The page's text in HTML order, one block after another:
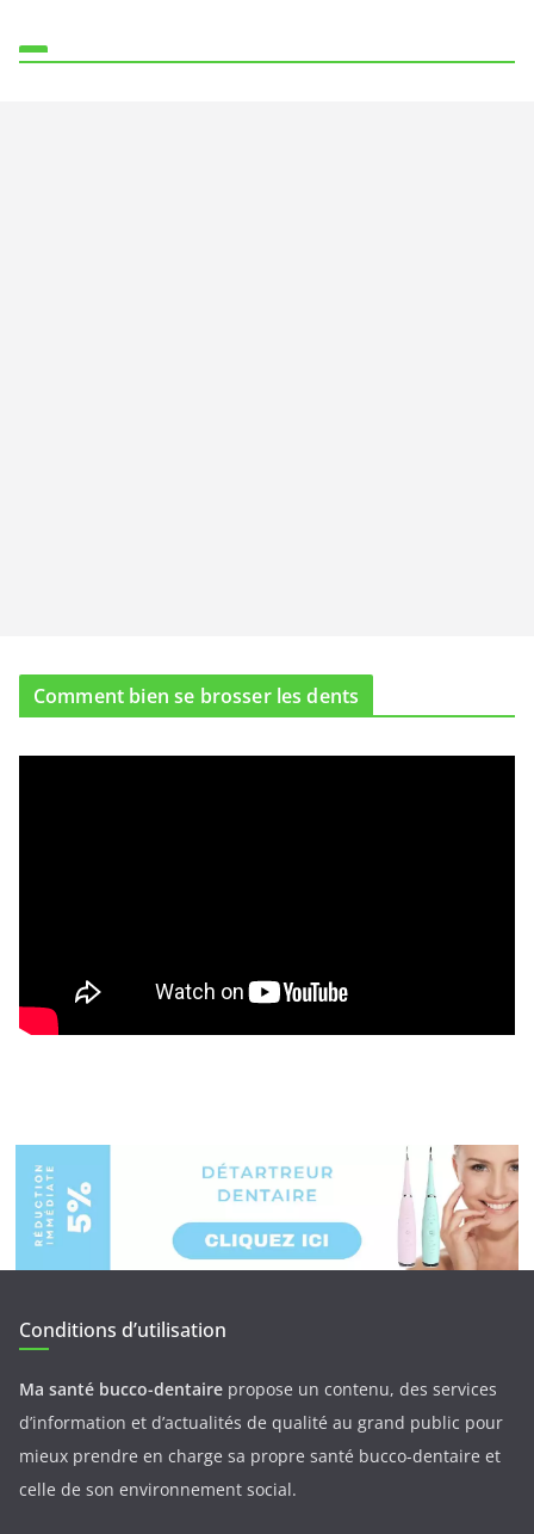
Comment bien se brosser les dents
Conditions d’utilisation
Ma santé bucco-dentaire propose un contenu, des services
d’information et d’actualités de qualité au grand public pour
mieux prendre en charge sa propre santé bucco-dentaire et
celle de son environnement social.